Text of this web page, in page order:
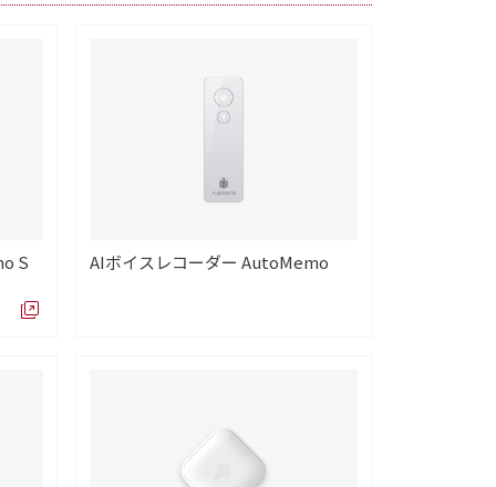
S AIボイスレコーダー AutoMemo